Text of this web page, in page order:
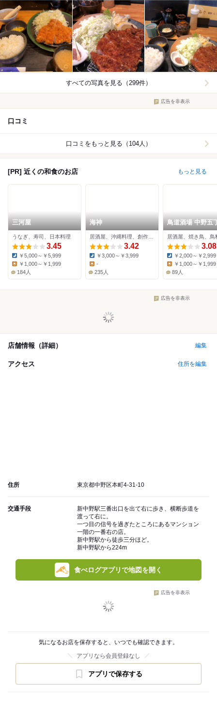
すべての写真を見る（299件）
広告を非表示
口コミ
口コミをもっと見る（104人）
[PR] 近くの和食のお店 もっと見る
三河屋
うなぎ、寿司、日本料理
3.45
Dinner:
￥5,000～￥5,999
￥1,000～￥1,999
184人
海神
3.42
Dinner:
￥3,000～￥3,999
-
235人
鳥道酒場 中野五
店
居酒屋、焼き鳥、鳥
3.08
Dinner:
￥2,000～￥2,999
Lunch:
￥1,000～￥1,999
89人
広告を非表示
店舗情報（詳細） 編集
アクセス 住所を編集
住所 東京都中野区本町4-31-10
交通手段
新中野駅三番出口を出て右に歩き、横断歩道を
渡って右に。
一つ目の信号を過ぎたところにあるマンション
一階の一番右の店。
新中野駅から徒歩三分ほど。
新中野駅から224m
食べログアプリで地図を開く
広告を非表示
気になるお店を保存すると、いつでも確認できます。
アプリなら会員登録なし
アプリで保存する